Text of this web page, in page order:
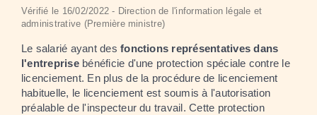
Vérifié le 16/02/2022 - Direction de l'information légale et
administrative (Première ministre)
Le salarié ayant desfonctions représentatives dans
l'entreprisebénéficie d'une protection spéciale contre le
licenciement. En plus de la procédure de licenciement
habituelle, le licenciement est soumis à l'autorisation
préalable de l'inspecteur du travail. Cette protection